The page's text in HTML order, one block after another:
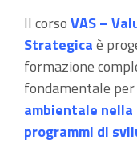
Il corsoVAS –
Strategicaè
formazione
fondamentale
ambientale
programmi di